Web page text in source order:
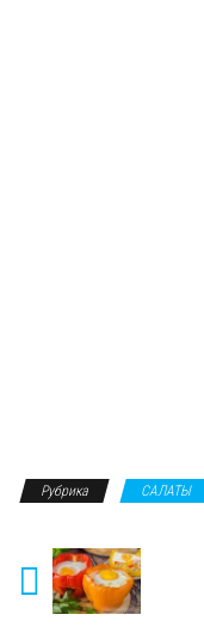
Рубрика САЛАТЫ